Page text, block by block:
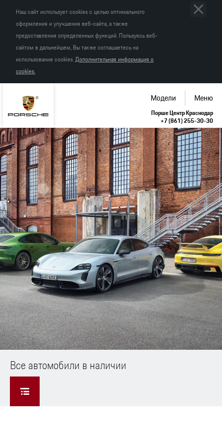
Наш сайт использует cookies с целью оптимального
оформления и улучшения веб-сайта, а также
предоставления определенных функций. Пользуясь веб-
сайтом в дальнейшем, Вы также соглашаетесь на
использование cookies.Дополнительная информация о
cookies.
Модели Меню
Порше Центр Краснодар
+7 (861) 255-30-30
Все автомобили в наличии